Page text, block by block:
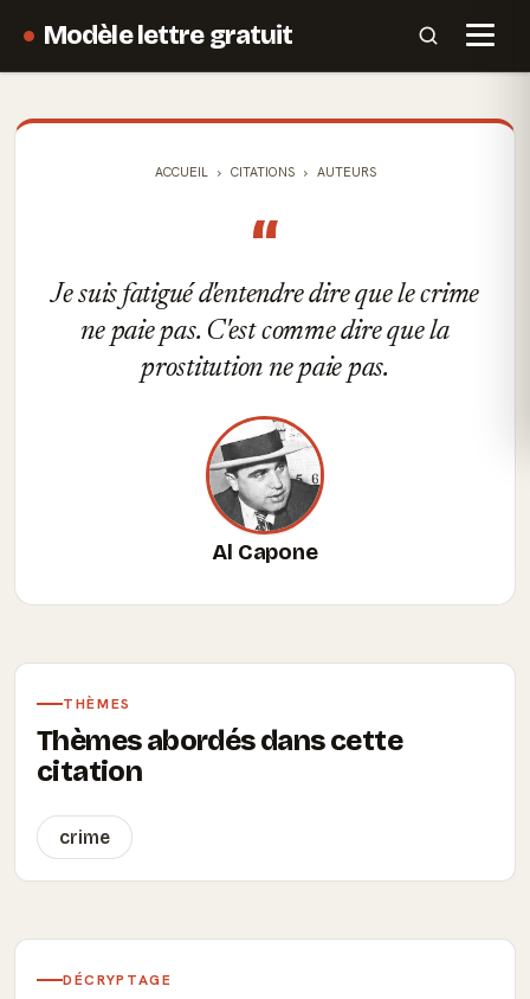
Modèle lettre gratuit
ACCUEIL CITATIONS AUTEURS
“
Je suis fatigué d'entendre dire que le crime
ne paie pas. C'est comme dire que la
prostitution ne paie pas.
Al Capone
THÈMES
Thèmes abordés dans cette
citation
crime
DÉCRYPTAGE